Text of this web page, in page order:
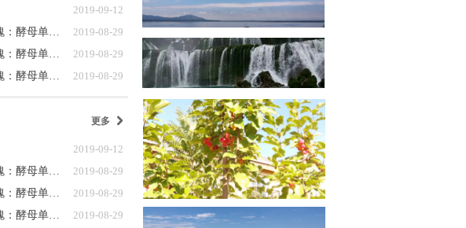
2019-09-12
2019-08-29
转录因子万花丛中的夏日玫瑰：酵母单杂交系统
2019-08-29
转录因子万花丛中的夏日玫瑰：酵母单杂交系统
2019-08-29
转录因子万花丛中的夏日玫瑰：酵母单杂交系统
2019-09-12
2019-08-29
转录因子万花丛中的夏日玫瑰：酵母单杂交系统
2019-08-29
转录因子万花丛中的夏日玫瑰：酵母单杂交系统
2019-08-29
转录因子万花丛中的夏日玫瑰：酵母单杂交系统
更多 낑